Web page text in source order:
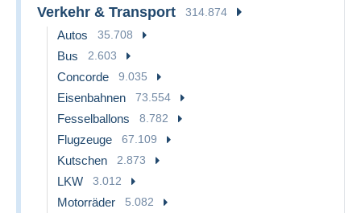
Verkehr & Transport 314.874
Autos 35.708
Bus 2.603
Concorde 9.035
Eisenbahnen 73.554
Fesselballons 8.782
Flugzeuge 67.109
Kutschen 2.873
LKW 3.012
Motorräder 5.082